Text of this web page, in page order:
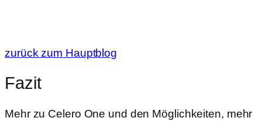
zurück zum Hauptblog
Fazit
Mehr zu Celero One und den Möglichkeiten, mehr